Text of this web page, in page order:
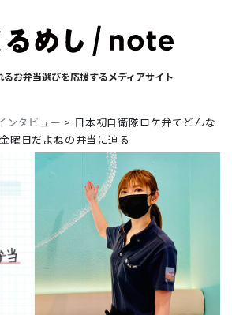
お弁当選びを応援するメディアサイト
ンタビュー > 日本初自衛隊ロケ弁てどんな
曜日だよねの弁当に迫る